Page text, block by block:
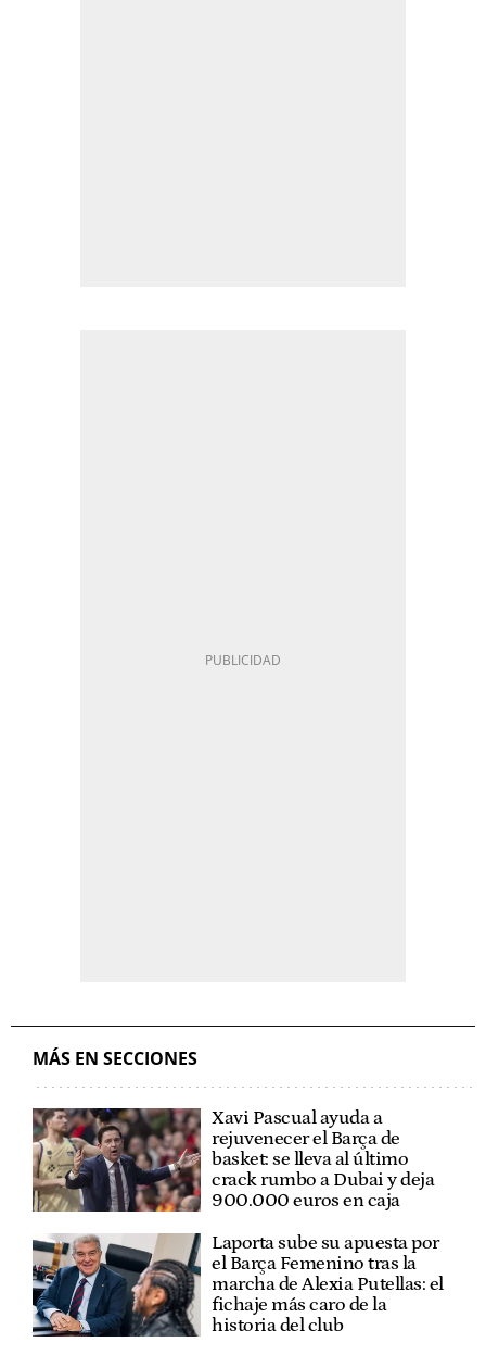
MÁS EN SECCIONES
Xavi Pascual ayuda a
rejuvenecer el Barça de
basket: se lleva al último
crack rumbo a Dubai y deja
900.000 euros en caja
Laporta sube su apuesta por
el Barça Femenino tras la
marcha de Alexia Putellas: el
fichaje más caro de la
historia del club